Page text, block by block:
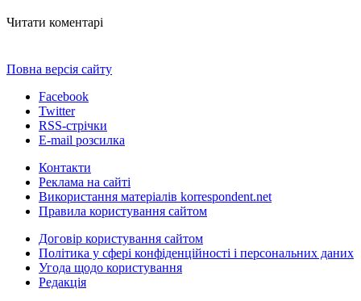
Читати коментарі
Повна версія сайту
Facebook
Twitter
RSS-стрічки
E-mail розсилка
Контакти
Реклама на сайті
Використання матеріалів korrespondent.net
Правила користування сайтом
Договір користування сайтом
Політика у сфері конфіденційності і персональних даних
Угода щодо користування
Редакція